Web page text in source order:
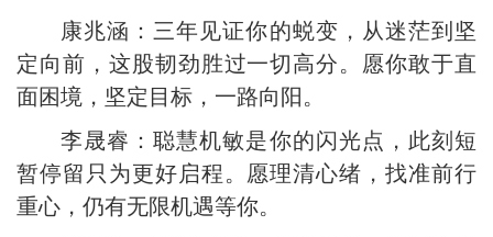
康兆涵：三年见证你的蜕变，从迷茫到坚
定向前，这股韧劲胜过一切高分。愿你敢于直
面困境，坚定目标，一路向阳。
李晟睿：聪慧机敏是你的闪光点，此刻短
暂停留只为更好启程。愿理清心绪，找准前行
重心，仍有无限机遇等你。